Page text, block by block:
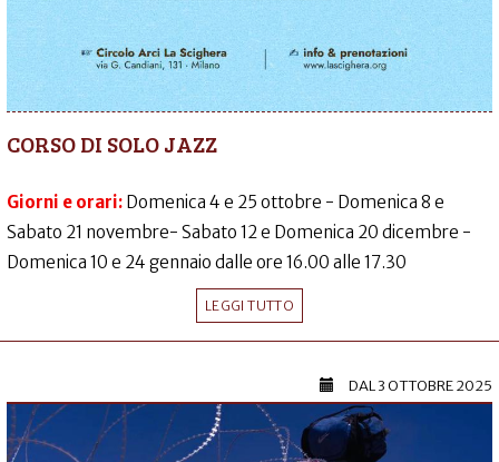
CORSO DI SOLO JAZZ
Giorni e orari: Domenica 4 e 25 ottobre - Domenica 8 e
Sabato 21 novembre- Sabato 12 e Domenica 20 dicembre -
Domenica 10 e 24 gennaio dalle ore 16.00 alle 17.30
LEGGI TUTTO
DAL3 OTTOBRE 2025